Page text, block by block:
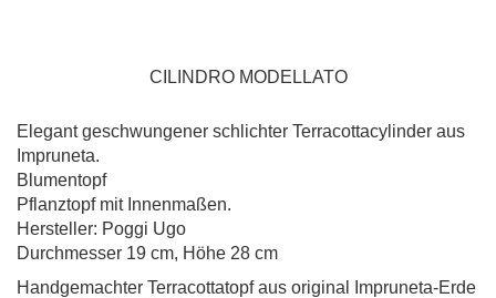
CILINDRO MODELLATO
Elegant geschwungener schlichter Terracottacylinder aus
Impruneta.
Blumentopf
Pflanztopf mit Innenmaßen.
Hersteller: Poggi Ugo
Durchmesser 19 cm, Höhe 28 cm
Handgemachter Terracottatopf aus original Impruneta-Erde